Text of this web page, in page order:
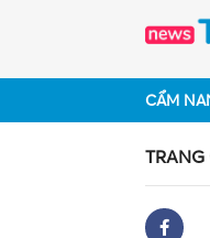
CẨM
TRANG